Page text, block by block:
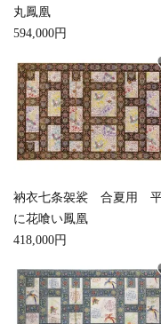
丸鳳凰
594,000円
衲衣七条袈裟 合夏用
に花喰い鳳凰
418,000円